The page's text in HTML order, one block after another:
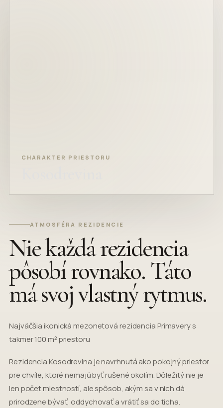
CHARAKTER PRIESTORU
ATMOSFÉRA REZIDENCIE
Nie každá rezidencia
pôsobí rovnako. Táto
má svoj vlastný rytmus.
Najväčšia ikonická mezonetová rezidencia Primavery s
takmer 100 m² priestoru
Rezidencia Kosodrevina je navrhnutá ako pokojný priestor
pre chvíle, ktoré nemajú byť rušené okolím. Dôležitý nie je
len počet miestností, ale spôsob, akým sa v nich dá
prirodzene bývať, oddychovať a vrátiť sa do ticha.